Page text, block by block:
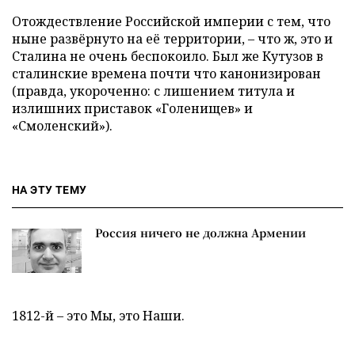
Отождествление Российской империи с тем, что
ныне развёрнуто на её территории, – что ж, это и
Сталина не очень беспокоило. Был же Кутузов в
сталинские времена почти что канонизирован
(правда, укороченно: с лишением титула и
излишних приставок «Голенищев» и
«Смоленский»).
НА ЭТУ ТЕМУ
Россия ничего не должна Армении
1812-й – это Мы, это Наши.